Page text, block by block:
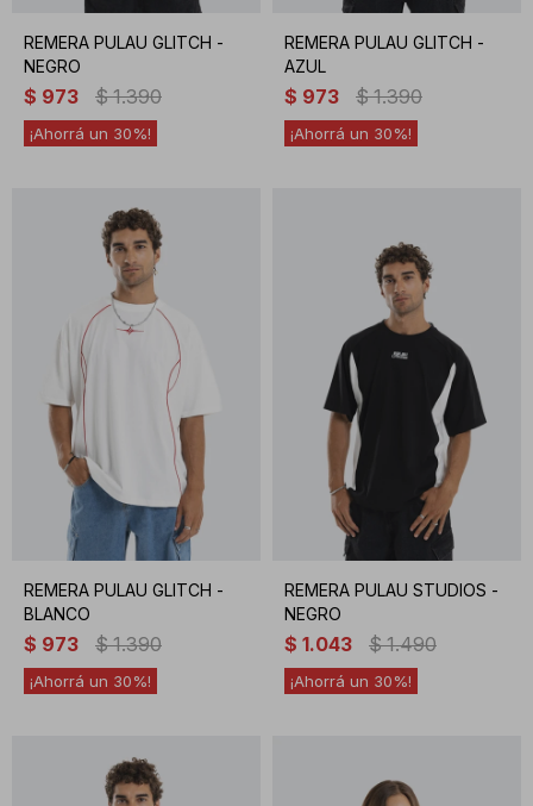
REMERA PULAU GLITCH -
NEGRO
$ 973 $ 1.390
30
REMERA PULAU GLITCH -
AZUL
$ 973 $ 1.390
30
REMERA PULAU GLITCH -
BLANCO
$ 973 $ 1.390
30
REMERA PULAU STUDIOS -
NEGRO
$ 1.043 $ 1.490
30